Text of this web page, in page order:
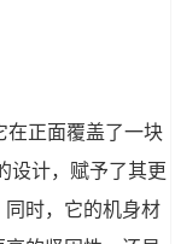
在正面覆盖了一块
设计，赋予了其更
时，它的机身材